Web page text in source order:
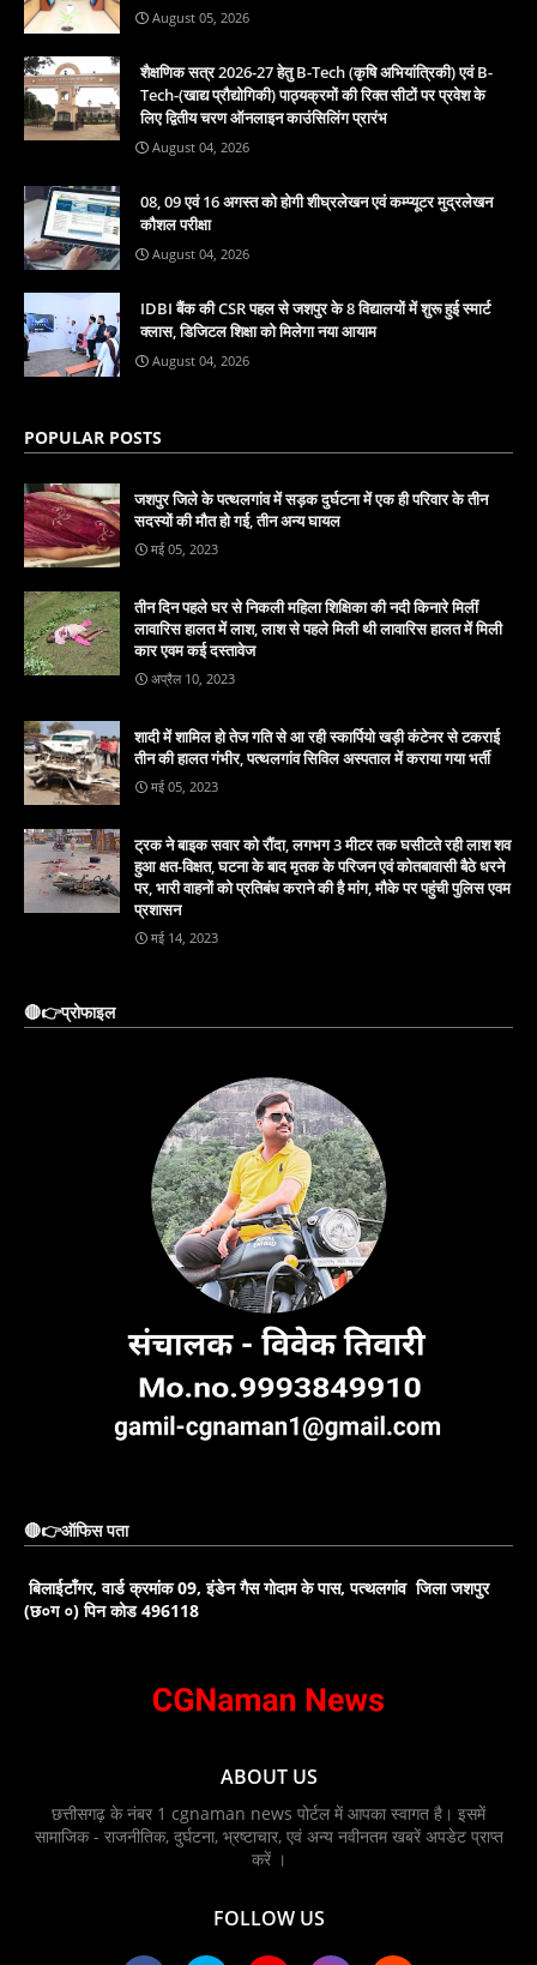
August 05, 2026
शैक्षणिक सत्र 2026-27 हेतु B-Tech (कृषि अभियांत्रिकी) एवं B-
Tech-(खाद्य प्रौद्योगिकी) पाठ्यक्रमों की रिक्त सीटों पर प्रवेश के
लिए द्वितीय चरण ऑनलाइन काउंसिलिंग प्रारंभ
August 04, 2026
08, 09 एवं 16 अगस्त को होगी शीघ्रलेखन एवं कम्प्यूटर मुद्रलेखन
कौशल परीक्षा
August 04, 2026
IDBI बैंक की CSR पहल से जशपुर के 8 विद्यालयों में शुरू हुई स्मार्ट
क्लास, डिजिटल शिक्षा को मिलेगा नया आयाम
August 04, 2026
POPULAR POSTS
जशपुर जिले के पत्थलगांव में सड़क दुर्घटना में एक ही परिवार के तीन
सदस्यों की मौत हो गई, तीन अन्य घायल
मई 05, 2023
तीन दिन पहले घर से निकली महिला शिक्षिका की नदी किनारे मिलीं
लावारिस हालत में लाश, लाश से पहले मिली थी लावारिस हालत में मिली
कार एवम कई दस्तावेज
अप्रैल 10, 2023
शादी में शामिल हो तेज गति से आ रही स्कार्पियो खड़ी कंटेनर से टकराई
तीन की हालत गंभीर, पत्थलगांव सिविल अस्पताल में कराया गया भर्ती
मई 05, 2023
ट्रक ने बाइक सवार को रौंदा, लगभग 3 मीटर तक घसीटते रही लाश शव
हुआ क्षत-विक्षत, घटना के बाद मृतक के परिजन एवं कोतबावासी बैठे धरने
पर, भारी वाहनों को प्रतिबंध कराने की है मांग, मौके पर पहुंची पुलिस एवम
प्रशासन
मई 14, 2023
🔴👉प्रोफाइल
🔴👉ऑफिस पता
बिलाईटाँगर, वार्ड क्रमांक 09, इंडेन गैस गोदाम के पास, पत्थलगांव जिला जशपुर
(छ०ग ०) पिन कोड 496118
ABOUT US
छत्तीसगढ़ के नंबर 1 cgnaman news पोर्टल में आपका स्वागत है। इसमें
सामाजिक - राजनीतिक, दुर्घटना, भ्रष्टाचार, एवं अन्य नवीनतम खबरें अपडेट प्राप्त
करें ।
FOLLOW US